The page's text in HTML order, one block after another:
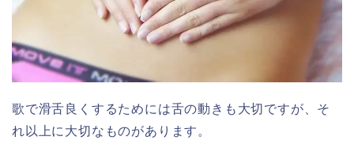
歌で滑舌良くするためには舌の動きも大切ですが、そ
れ以上に大切なものがあります。